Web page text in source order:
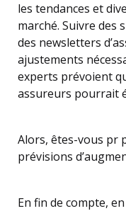
les tendances et
marché. Suivre des
des newsletters
ajustements
experts prévoient
assureurs pourrait
Alors, êtes-vous pr
prévisions
En fin de compte,